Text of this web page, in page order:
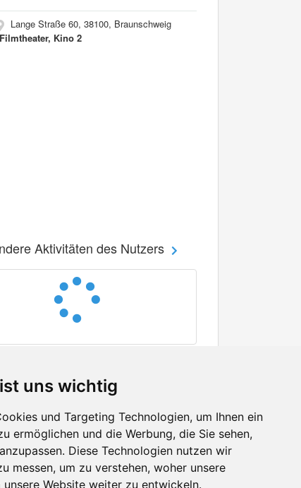
uns wichtig
und Targeting Technologien, um Ihnen ein
ermöglichen und die Werbung, die Sie sehen,
Diese Technologien nutzen wir
messen, um zu verstehen, woher unsere
Website weiter zu entwickeln.
Lange Straße 60, 38100, Braunschweig
Kino 2
Aktivitäten des Nutzers
Facebook
Twitter
YouTube